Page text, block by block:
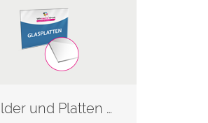
Schilder und Platten aus Acrylglas